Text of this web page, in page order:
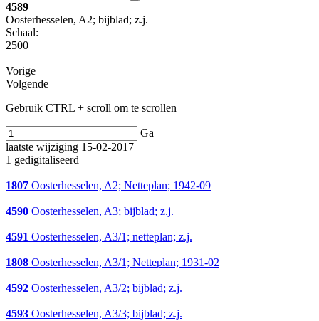
4589
Oosterhesselen, A2; bijblad; z.j.
Schaal:
2500
Vorige
Volgende
Gebruik CTRL + scroll om te scrollen
Ga
laatste wijziging 15-02-2017
1 gedigitaliseerd
1807 Oosterhesselen, A2; Netteplan; 1942-09
4590 Oosterhesselen, A3; bijblad; z.j.
4591 Oosterhesselen, A3/1; netteplan; z.j.
1808 Oosterhesselen, A3/1; Netteplan; 1931-02
4592 Oosterhesselen, A3/2; bijblad; z.j.
4593 Oosterhesselen, A3/3; bijblad; z.j.